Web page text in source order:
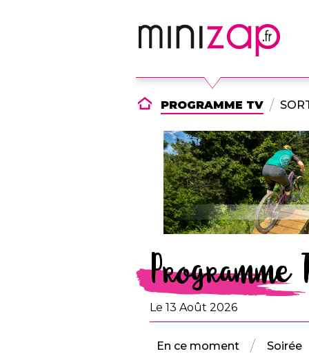
PROGRAMME TV
Programme
Le 13 Août 2026
En ce moment Soirée